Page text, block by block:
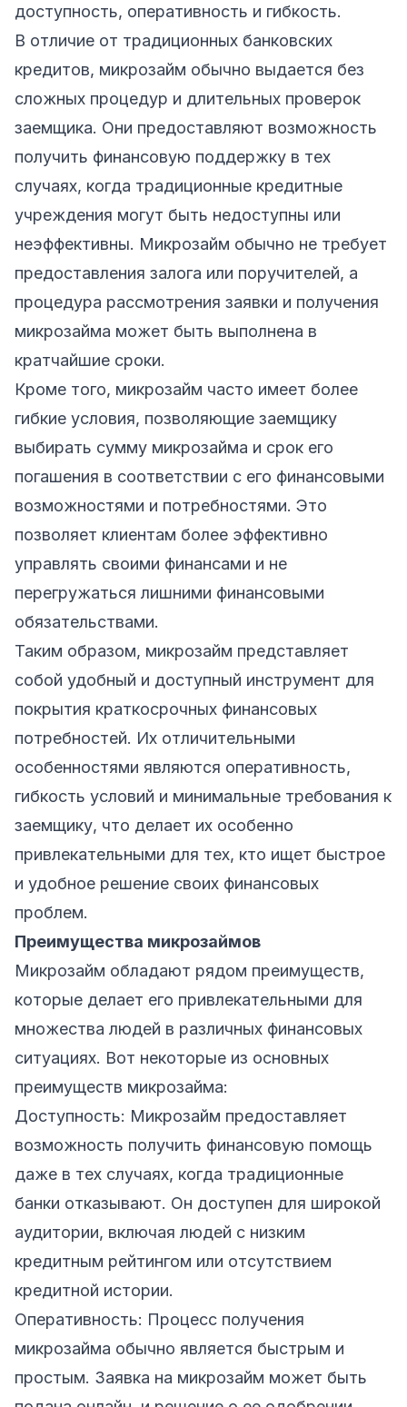
доступность, оперативность и гибкость.
В отличие от традиционных банковских
кредитов, микрозайм обычно выдается без
сложных процедур и длительных проверок
заемщика. Они предоставляют возможность
получить финансовую поддержку в тех
случаях, когда традиционные кредитные
учреждения могут быть недоступны или
неэффективны. Микрозайм обычно не требует
предоставления залога или поручителей, а
процедура рассмотрения заявки и получения
микрозайма может быть выполнена в
кратчайшие сроки.
Кроме того, микрозайм часто имеет более
гибкие условия, позволяющие заемщику
выбирать сумму микрозайма и срок его
погашения в соответствии с его финансовыми
возможностями и потребностями. Это
позволяет клиентам более эффективно
управлять своими финансами и не
перегружаться лишними финансовыми
обязательствами.
Таким образом, микрозайм представляет
собой удобный и доступный инструмент для
покрытия краткосрочных финансовых
потребностей. Их отличительными
особенностями являются оперативность,
гибкость условий и минимальные требования к
заемщику, что делает их особенно
привлекательными для тех, кто ищет быстрое
и удобное решение своих финансовых
проблем.
Преимущества микрозаймов
Микрозайм обладают рядом преимуществ,
которые делает его привлекательными для
множества людей в различных финансовых
ситуациях. Вот некоторые из основных
преимуществ микрозайма:
Доступность: Микрозайм предоставляет
возможность получить финансовую помощь
даже в тех случаях, когда традиционные
банки отказывают. Он доступен для широкой
аудитории, включая людей с низким
кредитным рейтингом или отсутствием
кредитной истории.
Оперативность: Процесс получения
микрозайма обычно является быстрым и
простым. Заявка на микрозайм может быть